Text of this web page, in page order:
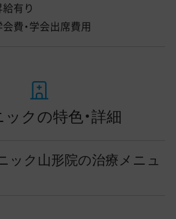
給有り
会費・学会出席費用
クの特色・詳細
ック山形院の治療メニュ